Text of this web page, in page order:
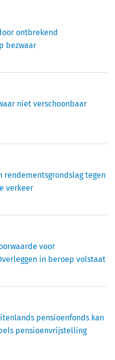
ontbrekend
bezwaar
niet verschoonbaar
tegen
verkeer
voor
in beroep volstaat
pensioenfonds kan
pensioenvrijstelling